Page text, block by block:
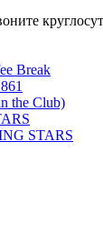
Break
the Club)
STARS